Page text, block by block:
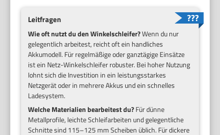
Leitfragen
Wie oft nutzt du den Winkelschleifer?Wenn du nur
gelegentlich arbeitest, reicht oft ein handliches
Akkumodell. Für regelmäßige oder ganztägige Einsätze
ist ein Netz-Winkelschleifer robuster. Bei hoher Nutzung
lohnt sich die Investition in ein leistungsstarkes
Netzgerät oder in mehrere Akkus und ein schnelles
Ladesystem.
Welche Materialien bearbeitest du?Für dünne
Metallprofile, leichte Schleifarbeiten und gelegentliche
Schnitte sind 115–125 mm Scheiben üblich. Für dickere